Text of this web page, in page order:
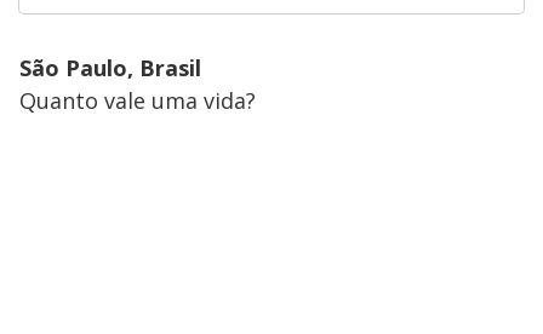
São Paulo, Brasil
Quanto vale uma vida?